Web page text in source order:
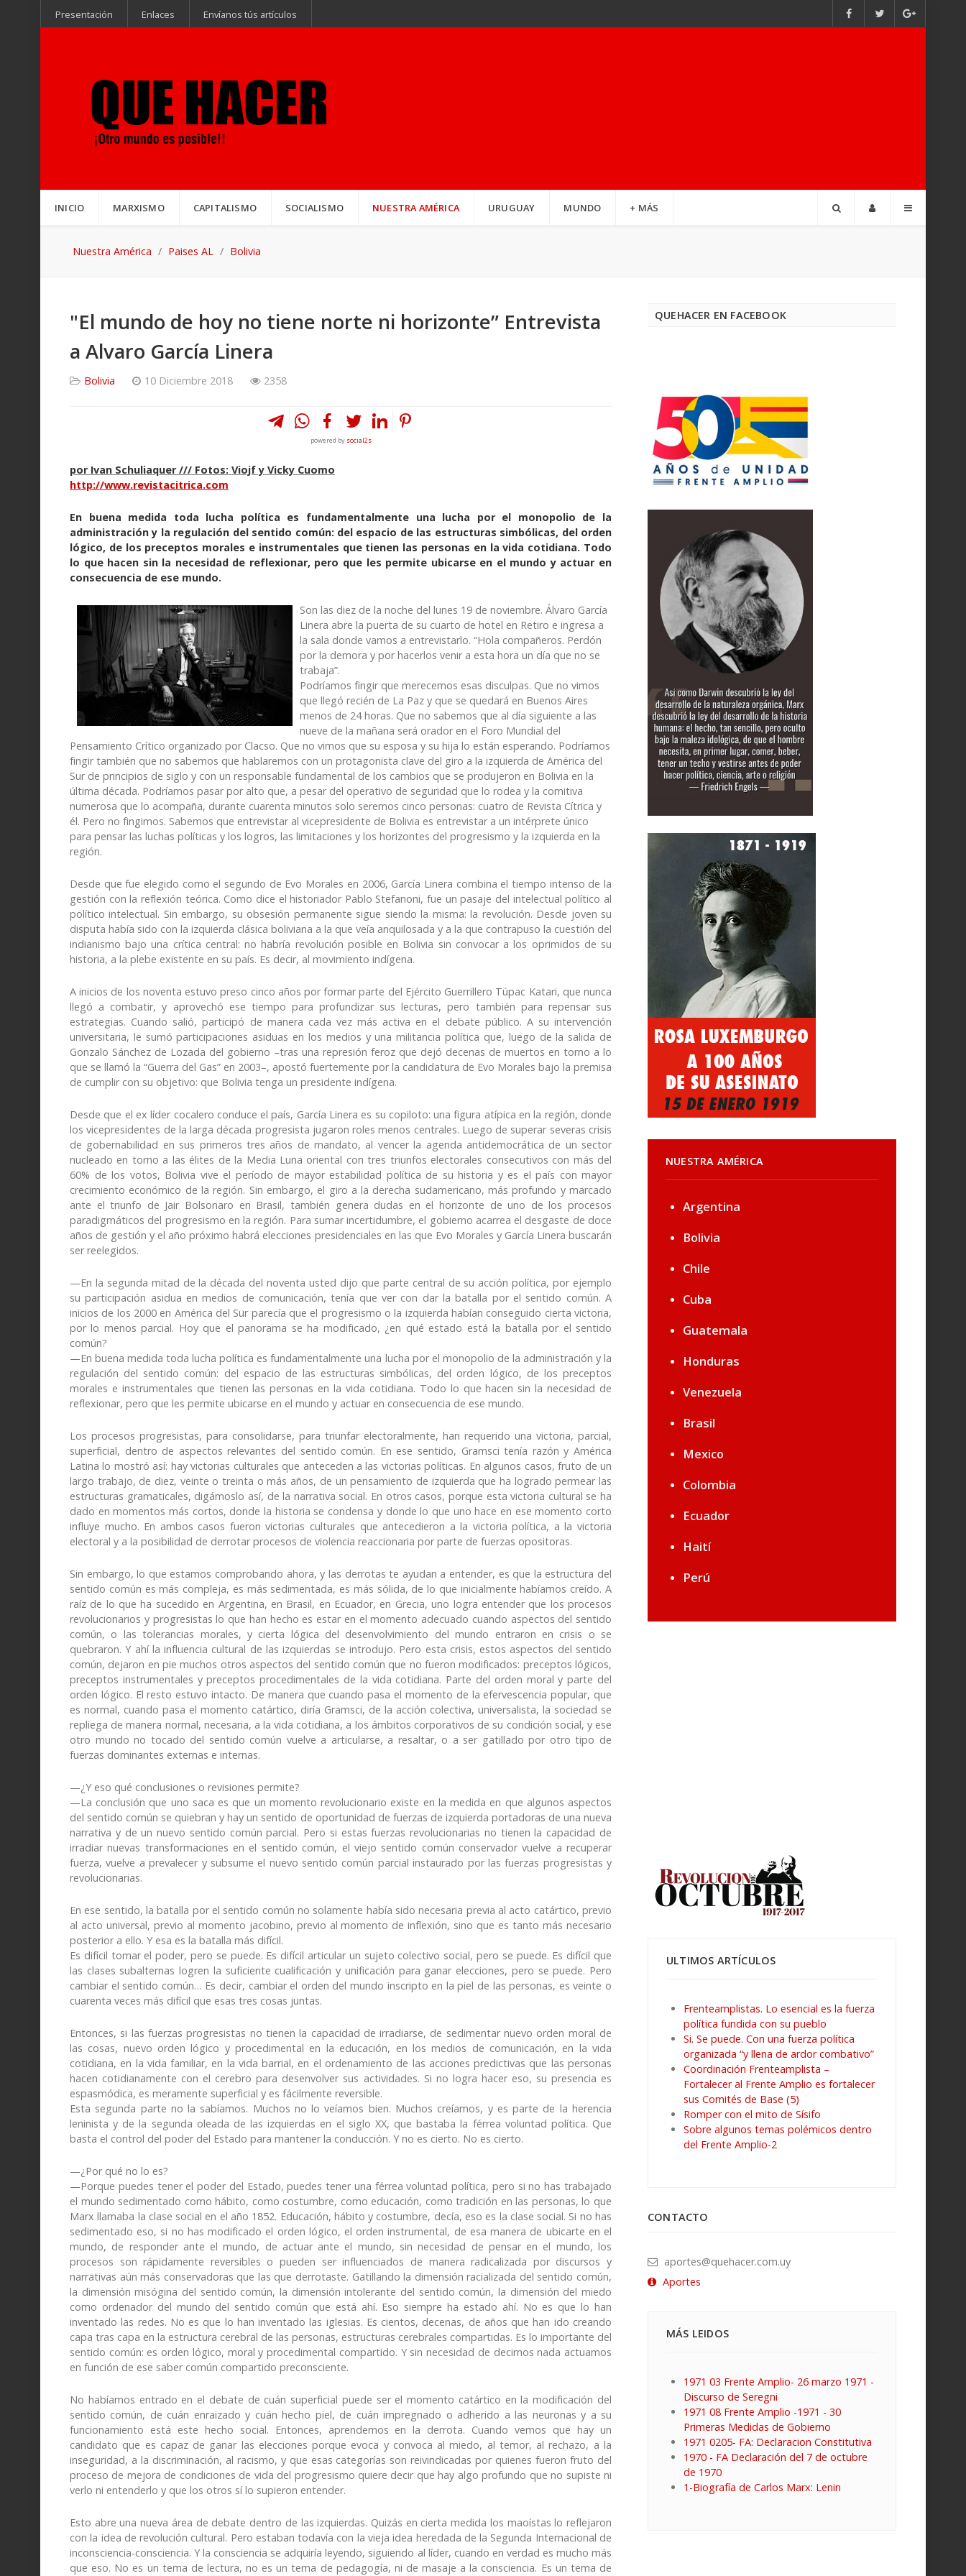
Presentación Enlaces Envíanos tús artículos
INICIO MARXISMO CAPITALISMO SOCIALISMO NUESTRA AMÉRICA URUGUAY MUNDO + MÁS
Nuestra América Paises AL Bolivia
"El mundo de hoy no tiene norte ni horizonte” Entrevista
a Alvaro García Linera
Bolivia 10 Diciembre 2018 2358
powered by social2s
por Ivan Schuliaquer /// Fotos: Viojf y Vicky Cuomo
http://www.revistacitrica.com
En buena medida toda lucha política es fundamentalmente una lucha por el monopolio de la
administración y la regulación del sentido común: del espacio de las estructuras simbólicas, del orden
lógico, de los preceptos morales e instrumentales que tienen las personas en la vida cotidiana. Todo
lo que hacen sin la necesidad de reflexionar, pero que les permite ubicarse en el mundo y actuar en
consecuencia de ese mundo.
Son las diez de la noche del lunes 19 de noviembre. Álvaro García
Linera abre la puerta de su cuarto de hotel en Retiro e ingresa a
la sala donde vamos a entrevistarlo. “Hola compañeros. Perdón
por la demora y por hacerlos venir a esta hora un día que no se
trabaja”.
Podríamos fingir que merecemos esas disculpas. Que no vimos
que llegó recién de La Paz y que se quedará en Buenos Aires
menos de 24 horas. Que no sabemos que al día siguiente a las
nueve de la mañana será orador en el Foro Mundial del
Pensamiento Crítico organizado por Clacso. Que no vimos que su esposa y su hija lo están esperando. Podríamos
fingir también que no sabemos que hablaremos con un protagonista clave del giro a la izquierda de América del
Sur de principios de siglo y con un responsable fundamental de los cambios que se produjeron en Bolivia en la
última década. Podríamos pasar por alto que, a pesar del operativo de seguridad que lo rodea y la comitiva
numerosa que lo acompaña, durante cuarenta minutos solo seremos cinco personas: cuatro de Revista Cítrica y
él. Pero no fingimos. Sabemos que entrevistar al vicepresidente de Bolivia es entrevistar a un intérprete único
para pensar las luchas políticas y los logros, las limitaciones y los horizontes del progresismo y la izquierda en la
región.
Desde que fue elegido como el segundo de Evo Morales en 2006, García Linera combina el tiempo intenso de la
gestión con la reflexión teórica. Como dice el historiador Pablo Stefanoni, fue un pasaje del intelectual político al
político intelectual. Sin embargo, su obsesión permanente sigue siendo la misma: la revolución. Desde joven su
disputa había sido con la izquierda clásica boliviana a la que veía anquilosada y a la que contrapuso la cuestión del
indianismo bajo una crítica central: no habría revolución posible en Bolivia sin convocar a los oprimidos de su
historia, a la plebe existente en su país. Es decir, al movimiento indígena.
A inicios de los noventa estuvo preso cinco años por formar parte del Ejército Guerrillero Túpac Katari, que nunca
llegó a combatir, y aprovechó ese tiempo para profundizar sus lecturas, pero también para repensar sus
estrategias. Cuando salió, participó de manera cada vez más activa en el debate público. A su intervención
universitaria, le sumó participaciones asiduas en los medios y una militancia política que, luego de la salida de
Gonzalo Sánchez de Lozada del gobierno –tras una represión feroz que dejó decenas de muertos en torno a lo
que se llamó la “Guerra del Gas” en 2003–, apostó fuertemente por la candidatura de Evo Morales bajo la premisa
de cumplir con su objetivo: que Bolivia tenga un presidente indígena.
Desde que el ex líder cocalero conduce el país, García Linera es su copiloto: una figura atípica en la región, donde
los vicepresidentes de la larga década progresista jugaron roles menos centrales. Luego de superar severas crisis
de gobernabilidad en sus primeros tres años de mandato, al vencer la agenda antidemocrática de un sector
nucleado en torno a las élites de la Media Luna oriental con tres triunfos electorales consecutivos con más del
60% de los votos, Bolivia vive el período de mayor estabilidad política de su historia y es el país con mayor
crecimiento económico de la región. Sin embargo, el giro a la derecha sudamericano, más profundo y marcado
ante el triunfo de Jair Bolsonaro en Brasil, también genera dudas en el horizonte de uno de los procesos
paradigmáticos del progresismo en la región. Para sumar incertidumbre, el gobierno acarrea el desgaste de doce
años de gestión y el año próximo habrá elecciones presidenciales en las que Evo Morales y García Linera buscarán
ser reelegidos.
—En la segunda mitad de la década del noventa usted dijo que parte central de su acción política, por ejemplo
su participación asidua en medios de comunicación, tenía que ver con dar la batalla por el sentido común. A
inicios de los 2000 en América del Sur parecía que el progresismo o la izquierda habían conseguido cierta victoria,
por lo menos parcial. Hoy que el panorama se ha modificado, ¿en qué estado está la batalla por el sentido
común?
—En buena medida toda lucha política es fundamentalmente una lucha por el monopolio de la administración y la
regulación del sentido común: del espacio de las estructuras simbólicas, del orden lógico, de los preceptos
morales e instrumentales que tienen las personas en la vida cotidiana. Todo lo que hacen sin la necesidad de
reflexionar, pero que les permite ubicarse en el mundo y actuar en consecuencia de ese mundo.
Los procesos progresistas, para consolidarse, para triunfar electoralmente, han requerido una victoria, parcial,
superficial, dentro de aspectos relevantes del sentido común. En ese sentido, Gramsci tenía razón y América
Latina lo mostró así: hay victorias culturales que anteceden a las victorias políticas. En algunos casos, fruto de un
largo trabajo, de diez, veinte o treinta o más años, de un pensamiento de izquierda que ha logrado permear las
estructuras gramaticales, digámoslo así, de la narrativa social. En otros casos, porque esta victoria cultural se ha
dado en momentos más cortos, donde la historia se condensa y donde lo que uno hace en ese momento corto
influye mucho. En ambos casos fueron victorias culturales que antecedieron a la victoria política, a la victoria
electoral y a la posibilidad de derrotar procesos de violencia reaccionaria por parte de fuerzas opositoras.
Sin embargo, lo que estamos comprobando ahora, y las derrotas te ayudan a entender, es que la estructura del
sentido común es más compleja, es más sedimentada, es más sólida, de lo que inicialmente habíamos creído. A
raíz de lo que ha sucedido en Argentina, en Brasil, en Ecuador, en Grecia, uno logra entender que los procesos
revolucionarios y progresistas lo que han hecho es estar en el momento adecuado cuando aspectos del sentido
común, o las tolerancias morales, y cierta lógica del desenvolvimiento del mundo entraron en crisis o se
quebraron. Y ahí la influencia cultural de las izquierdas se introdujo. Pero esta crisis, estos aspectos del sentido
común, dejaron en pie muchos otros aspectos del sentido común que no fueron modificados: preceptos lógicos,
preceptos instrumentales y preceptos procedimentales de la vida cotidiana. Parte del orden moral y parte del
orden lógico. El resto estuvo intacto. De manera que cuando pasa el momento de la efervescencia popular, que
es normal, cuando pasa el momento catártico, diría Gramsci, de la acción colectiva, universalista, la sociedad se
repliega de manera normal, necesaria, a la vida cotidiana, a los ámbitos corporativos de su condición social, y ese
otro mundo no tocado del sentido común vuelve a articularse, a resaltar, o a ser gatillado por otro tipo de
fuerzas dominantes externas e internas.
—¿Y eso qué conclusiones o revisiones permite?
—La conclusión que uno saca es que un momento revolucionario existe en la medida en que algunos aspectos
del sentido común se quiebran y hay un sentido de oportunidad de fuerzas de izquierda portadoras de una nueva
narrativa y de un nuevo sentido común parcial. Pero si estas fuerzas revolucionarias no tienen la capacidad de
irradiar nuevas transformaciones en el sentido común, el viejo sentido común conservador vuelve a recuperar
fuerza, vuelve a prevalecer y subsume el nuevo sentido común parcial instaurado por las fuerzas progresistas y
revolucionarias.
En ese sentido, la batalla por el sentido común no solamente había sido necesaria previa al acto catártico, previo
al acto universal, previo al momento jacobino, previo al momento de inflexión, sino que es tanto más necesario
posterior a ello. Y esa es la batalla más difícil.
Es difícil tomar el poder, pero se puede. Es difícil articular un sujeto colectivo social, pero se puede. Es difícil que
las clases subalternas logren la suficiente cualificación y unificación para ganar elecciones, pero se puede. Pero
cambiar el sentido común… Es decir, cambiar el orden del mundo inscripto en la piel de las personas, es veinte o
cuarenta veces más difícil que esas tres cosas juntas.
Entonces, si las fuerzas progresistas no tienen la capacidad de irradiarse, de sedimentar nuevo orden moral de
las cosas, nuevo orden lógico y procedimental en la educación, en los medios de comunicación, en la vida
cotidiana, en la vida familiar, en la vida barrial, en el ordenamiento de las acciones predictivas que las personas
hacen cotidianamente con el cerebro para desenvolver sus actividades. Si no logra hacer eso, su presencia es
espasmódica, es meramente superficial y es fácilmente reversible.
Esta segunda parte no la sabíamos. Muchos no lo veíamos bien. Muchos creíamos, y es parte de la herencia
leninista y de la segunda oleada de las izquierdas en el siglo XX, que bastaba la férrea voluntad política. Que
basta el control del poder del Estado para mantener la conducción. Y no es cierto. No es cierto.
—¿Por qué no lo es?
—Porque puedes tener el poder del Estado, puedes tener una férrea voluntad política, pero si no has trabajado
el mundo sedimentado como hábito, como costumbre, como educación, como tradición en las personas, lo que
Marx llamaba la clase social en el año 1852. Educación, hábito y costumbre, decía, eso es la clase social. Si no has
sedimentado eso, si no has modificado el orden lógico, el orden instrumental, de esa manera de ubicarte en el
mundo, de responder ante el mundo, de actuar ante el mundo, sin necesidad de pensar en el mundo, los
procesos son rápidamente reversibles o pueden ser influenciados de manera radicalizada por discursos y
narrativas aún más conservadoras que las que derrotaste. Gatillando la dimensión racializada del sentido común,
la dimensión misógina del sentido común, la dimensión intolerante del sentido común, la dimensión del miedo
como ordenador del mundo del sentido común que está ahí. Eso siempre ha estado ahí. No es que lo han
inventado las redes. No es que lo han inventado las iglesias. Es cientos, decenas, de años que han ido creando
capa tras capa en la estructura cerebral de las personas, estructuras cerebrales compartidas. Es lo importante del
sentido común: es orden lógico, moral y procedimental compartido. Y sin necesidad de decirnos nada actuamos
en función de ese saber común compartido preconsciente.
No habíamos entrado en el debate de cuán superficial puede ser el momento catártico en la modificación del
sentido común, de cuán enraizado y cuán hecho piel, de cuán impregnado o adherido a las neuronas y a su
funcionamiento está este hecho social. Entonces, aprendemos en la derrota. Cuando vemos que hay un
candidato que es capaz de ganar las elecciones porque evoca y convoca al miedo, al temor, al rechazo, a la
inseguridad, a la discriminación, al racismo, y que esas categorías son reivindicadas por quienes fueron fruto del
proceso de mejora de condiciones de vida del progresismo quiere decir que hay algo profundo que no supiste ni
verlo ni entenderlo y que los otros sí lo supieron entender.
Esto abre una nueva área de debate dentro de las izquierdas. Quizás en cierta medida los maoístas lo reflejaron
con la idea de revolución cultural. Pero estaban todavía con la vieja idea heredada de la Segunda Internacional de
inconsciencia-consciencia. Y la consciencia se adquiría leyendo, siguiendo al líder, cuando en verdad es mucho más
que eso. No es un tema de lectura, no es un tema de pedagogía, ni de masaje a la consciencia. Es un tema de
QUEHACER EN FACEBOOK
NUESTRA AMÉRICA
Argentina
Bolivia
Chile
Cuba
Guatemala
Honduras
Venezuela
Brasil
Mexico
Colombia
Ecuador
Haití
Perú
ULTIMOS ARTÍCULOS
Frenteamplistas. Lo esencial es la fuerza
política fundida con su pueblo
Si. Se puede. Con una fuerza política
organizada “y llena de ardor combativo”
Coordinación Frenteamplista –
Fortalecer al Frente Amplio es fortalecer
sus Comités de Base (5)
Romper con el mito de Sísifo
Sobre algunos temas polémicos dentro
del Frente Amplio-2
CONTACTO
aportes@quehacer.com.uy
Aportes
MÁS LEIDOS
1971 03 Frente Amplio- 26 marzo 1971 -
Discurso de Seregni
1971 08 Frente Amplio -1971 - 30
Primeras Medidas de Gobierno
1971 0205- FA: Declaracion Constitutiva
1970 - FA Declaración del 7 de octubre
de 1970
1-Biografía de Carlos Marx: Lenin